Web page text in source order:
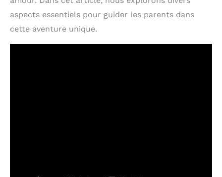
aspects essentiels pour guider les parents dans
cette aventure unique.